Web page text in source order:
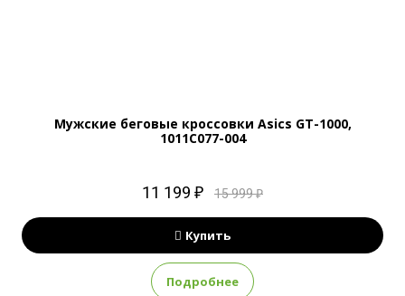
Мужские беговые кроссовки Asics GT-1000,
1011C077-004
11 199 ₽ 15 999 ₽
Купить
Подробнее